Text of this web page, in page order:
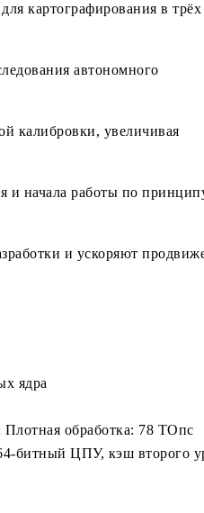
картографирования в трёх
автономного
калибровки, увеличивая
и начала работы по
и ускоряют
ядра
Плотная обработка: 78 ТОпс
битный ЦПУ, кэш второго